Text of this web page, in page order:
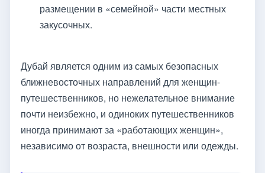
размещении в «семейной» части местных
закусочных.
Дубай является одним из самых безопасных
ближневосточных направлений для женщин-
путешественников, но нежелательное внимание
почти неизбежно, и одиноких путешественников
иногда принимают за «работающих женщин»,
независимо от возраста, внешности или одежды.